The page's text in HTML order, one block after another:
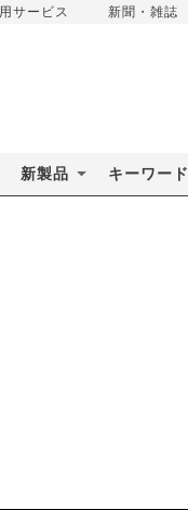
サービス 新聞・雑誌
新製品 キーワード